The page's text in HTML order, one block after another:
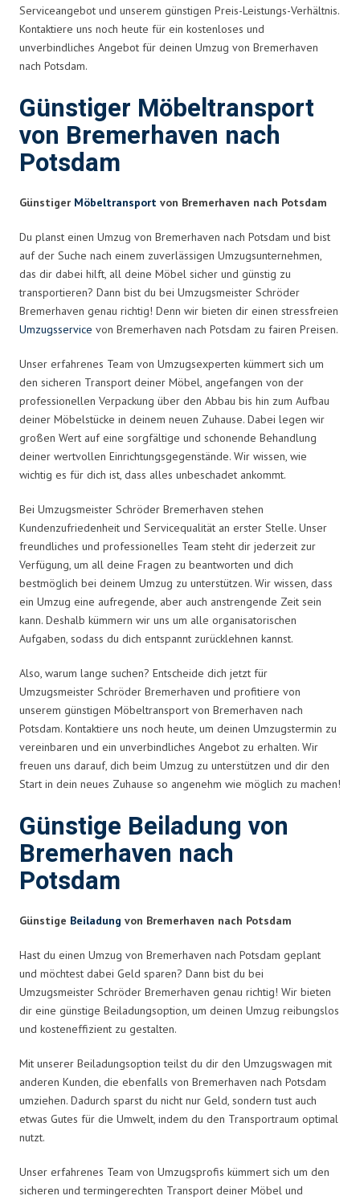
Serviceangebot und unserem günstigen Preis-Leistungs-Verhältnis.
Kontaktiere uns noch heute für ein kostenloses und
unverbindliches Angebot für deinen Umzug von Bremerhaven
nach Potsdam.
Günstiger Möbeltransport
von Bremerhaven nach
Potsdam
Günstiger Möbeltransport von Bremerhaven nach Potsdam
Du planst einen Umzug von Bremerhaven nach Potsdam und bist
auf der Suche nach einem zuverlässigen Umzugsunternehmen,
das dir dabei hilft, all deine Möbel sicher und günstig zu
transportieren? Dann bist du bei Umzugsmeister Schröder
Bremerhaven genau richtig! Denn wir bieten dir einen stressfreien
Umzugsservice von Bremerhaven nach Potsdam zu fairen Preisen.
Unser erfahrenes Team von Umzugsexperten kümmert sich um
den sicheren Transport deiner Möbel, angefangen von der
professionellen Verpackung über den Abbau bis hin zum Aufbau
deiner Möbelstücke in deinem neuen Zuhause. Dabei legen wir
großen Wert auf eine sorgfältige und schonende Behandlung
deiner wertvollen Einrichtungsgegenstände. Wir wissen, wie
wichtig es für dich ist, dass alles unbeschadet ankommt.
Bei Umzugsmeister Schröder Bremerhaven stehen
Kundenzufriedenheit und Servicequalität an erster Stelle. Unser
freundliches und professionelles Team steht dir jederzeit zur
Verfügung, um all deine Fragen zu beantworten und dich
bestmöglich bei deinem Umzug zu unterstützen. Wir wissen, dass
ein Umzug eine aufregende, aber auch anstrengende Zeit sein
kann. Deshalb kümmern wir uns um alle organisatorischen
Aufgaben, sodass du dich entspannt zurücklehnen kannst.
Also, warum lange suchen? Entscheide dich jetzt für
Umzugsmeister Schröder Bremerhaven und profitiere von
unserem günstigen Möbeltransport von Bremerhaven nach
Potsdam. Kontaktiere uns noch heute, um deinen Umzugstermin zu
vereinbaren und ein unverbindliches Angebot zu erhalten. Wir
freuen uns darauf, dich beim Umzug zu unterstützen und dir den
Start in dein neues Zuhause so angenehm wie möglich zu machen!
Günstige Beiladung von
Bremerhaven nach
Potsdam
Günstige Beiladung von Bremerhaven nach Potsdam
Hast du einen Umzug von Bremerhaven nach Potsdam geplant
und möchtest dabei Geld sparen? Dann bist du bei
Umzugsmeister Schröder Bremerhaven genau richtig! Wir bieten
dir eine günstige Beiladungsoption, um deinen Umzug reibungslos
und kosteneffizient zu gestalten.
Mit unserer Beiladungsoption teilst du dir den Umzugswagen mit
anderen Kunden, die ebenfalls von Bremerhaven nach Potsdam
umziehen. Dadurch sparst du nicht nur Geld, sondern tust auch
etwas Gutes für die Umwelt, indem du den Transportraum optimal
nutzt.
Unser erfahrenes Team von Umzugsprofis kümmert sich um den
sicheren und termingerechten Transport deiner Möbel und